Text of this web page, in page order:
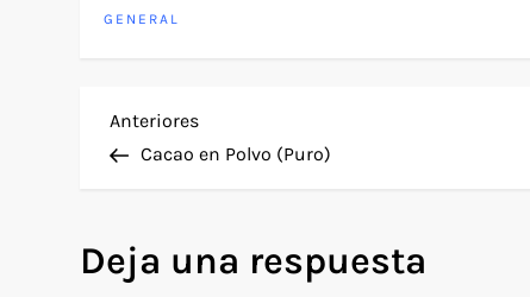
GENERAL
N
v
Entrada
anterior
Anteriores
Cacao en Polvo (Puro)
Deja una respuesta